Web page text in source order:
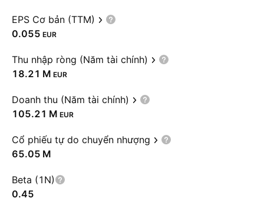
EPS Cơ bản (TTM)
0.055 EUR
Thu nhập ròng (Năm tài chính)
‪18.21 M‬ EUR
Doanh thu (Năm tài chính)
‪105.21 M‬ EUR
Cổ phiếu tự do chuyển nhượng
‪65.05 M‬
Beta (1N)
0.45